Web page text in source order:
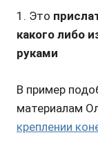
1. Это
какого либо
руками
В пример
материалам
креплении